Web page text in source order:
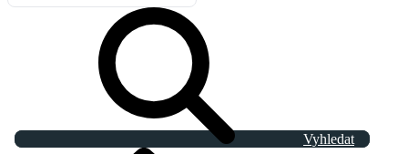
Vyhledat